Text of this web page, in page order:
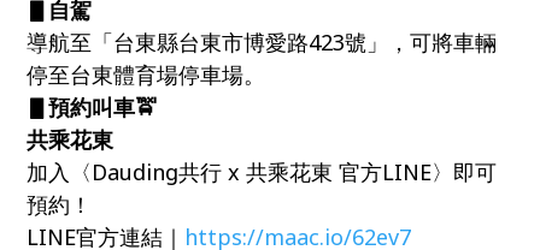
▋自駕
導航至「台東縣台東市博愛路423號」，可將車輛
停至台東體育場停車場。
▋預約叫車🚖
共乘花東
加入〈Dauding共行 x 共乘花東 官方LINE〉即可
預約！
LINE官方連結｜ https://maac.io/62ev7